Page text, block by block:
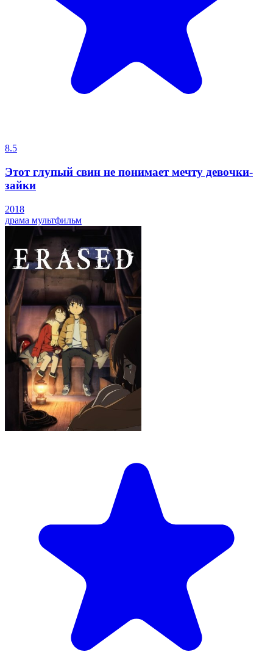
8.5
Этот глупый свин не понимает мечту девочки-
зайки
2018
драма мультфильм